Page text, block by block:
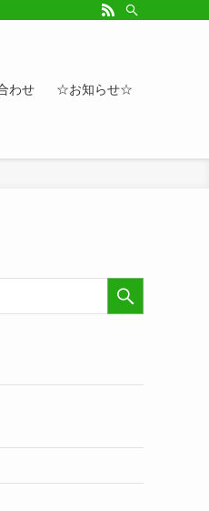
ダーへのイベント情報や講座登録もど
わせ ☆お知らせ☆